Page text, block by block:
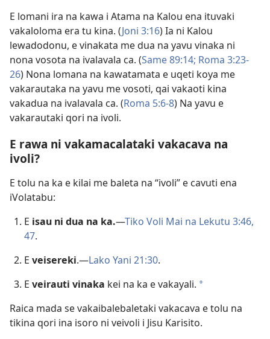
E lomani ira na kawa i Atama na Kalou ena ituvaki
vakaloloma era tu kina. (Joni 3:16) Ia ni Kalou
lewadodonu, e vinakata me dua na yavu vinaka ni
nona vosota na ivalavala ca. (Same 89:14; Roma 3:23-
26) Nona lomana na kawatamata e uqeti koya me
vakarautaka na yavu me vosoti, qai vakaoti kina
vakadua na ivalavala ca. (Roma 5:6-8) Na yavu e
vakarautaki qori na ivoli.
E rawa ni vakamacalataki vakacava na
ivoli?
E tolu na ka e kilai me baleta na “ivoli” e cavuti ena
iVolatabu:
E isau ni dua na ka.​—Tiko Voli Mai na Lekutu 3:​46,
47.
E veisereki.​—Lako Yani 21:30.
E veirauti vinaka kei na ka e vakayali. a
Raica mada se vakaibalebaletaki vakacava e tolu na
tikina qori ina isoro ni veivoli i Jisu Karisito.